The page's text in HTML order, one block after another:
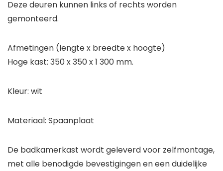
Deze deuren kunnen links of rechts worden
gemonteerd.
Afmetingen (lengte x breedte x hoogte)
Hoge kast: 350 x 350 x 1 300 mm.
Kleur: wit
Materiaal: Spaanplaat
De badkamerkast wordt geleverd voor zelfmontage,
met alle benodigde bevestigingen en een duidelijke